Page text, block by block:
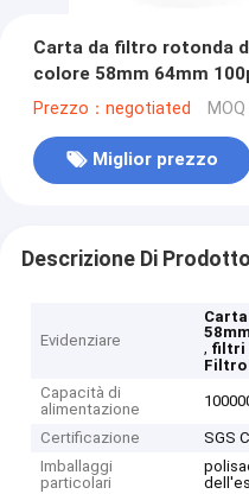
Carta da filtro rotonda
colore 58mm 64mm
Prezzo：negotiated
Miglior prezzo
Descrizione Di Prodotto
Evidenziare
, filtri
Filtro
Capacità di
alimentazione
Certificazione
SGS
Imballaggi
particolari